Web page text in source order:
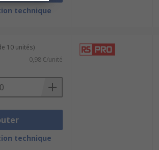
technique
10 unités)
0,98 €/unité
technique